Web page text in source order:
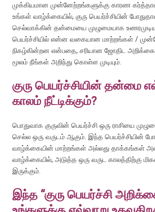
முக்கியமான முன்னேற்றங்களுக்கு காரண
உங்கள் வாழ்க்கையில், குரு பெயர்ச்சியின்
செல்வாக்கின் தன்மையை முழுமையாக
பெயர்ச்சியில் என்ன வகையான மாற்றங்கள் /
நிகழ்கின்றன என்பதை, சரியான ஜோதிட
மூலம் நீங்கள் அறிந்து கொள்ள முடியும்.
குரு பெயர்ச்சியின் தன்மை
காலம் நீட்டிக்கும்?
பொதுவாக குருவின் பெயர்ச்சி ஒரு ராசியை
செல்ல ஒரு வருடம் ஆகும். இந்த பெயர்ச்சியின்
வாழ்க்கையின் மாற்றங்கள் அல்லது தாக்கங்கள்
வாழ்க்கையில், அடுத்த ஒரு வருட காலத்திற்கு
இருக்கும்.
இந்த “குரு பெயர்ச்சி